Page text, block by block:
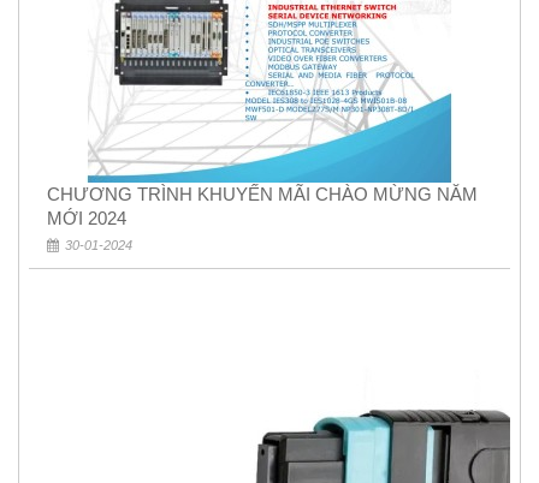
CHƯƠNG TRÌNH KHUYẾN MÃI CHÀO MỪNG NĂM
MỚI 2024
30-01-2024